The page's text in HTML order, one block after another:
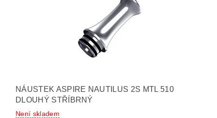
NÁUSTEK ASPIRE NAUTILUS 2S MTL 510
DLOUHÝ STŘÍBRNÝ
Není skladem